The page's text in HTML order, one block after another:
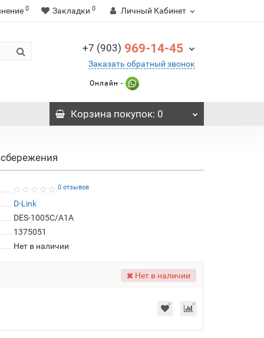
0 Закладки 0 Личный Кабинет
+7 (903) 969-14-45
Заказать обратный звонок
Онлайн -
Корзинапокупок: 0
0 отзывов
D-Link
DES-1005C/A1A
1375051
Нет в наличии
Нет в наличии